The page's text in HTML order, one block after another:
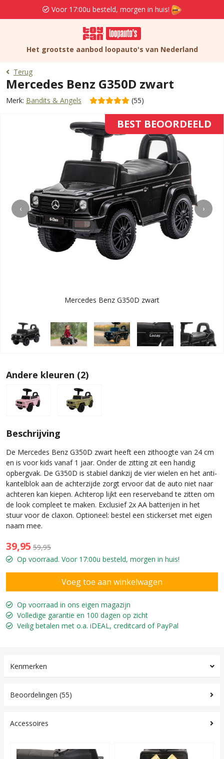
Voor 17:00u besteld, morgen in huis!
Het grootste aanbod loopauto's van Nederland
Terug
Mercedes Benz G350D zwart
Merk: Bandits & Angels (55)
BEST BEOORDEELD
‹ ›
Mercedes Benz G350D zwart
Andere kleuren (2)
Beschrijving
De Mercedes Benz G350D zwart heeft een zithoogte van 24 cm
en is voor kids vanaf 1 jaar. Onder de zitting zit een handig
opbergvak. De G350D is stabiel dankzij de vier wielen en het anti-
kantelblok aan de achterzijde zorgt ervoor dat de auto niet naar
achteren kan kiepen. Achterop lijkt een reserveband te zitten om
de look compleet te maken. Exclusief 2x AA batterijen in het
stuur voor de claxon. Optioneel: bestel een stickerset met eigen
naam mee.
39,95 59,95
Op voorraad. Voor 17:00u besteld, morgen in huis!
Op voorraad in ons eigen magazijn
Volledige garantie en 100 dagen op zicht
Veilig betalen met o.a. iDEAL, creditcard of PayPal
Kenmerken
Beoordelingen (55)
Accessoires